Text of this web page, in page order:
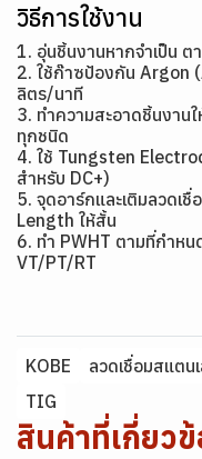
วิธีการใช้งาน
1. อุ่นชิ้นงานหากจำเป็น ต
2. ใช้ก๊าซป้องกัน Argon
ลิตร/นาที
3. ทำความสะอาดชิ้นงาน
ทุกชนิด
4. ใช้ Tungsten
สำหรับ DC+)
5. จุดอาร์กและเติมลวดเ
Length ให้สั้น
6. ทำ PWHT ตามที่กำหน
VT/PT/RT
KOBE ลวดเชื่อมสแตน
TIG
สินค้าที่เกี่ยว